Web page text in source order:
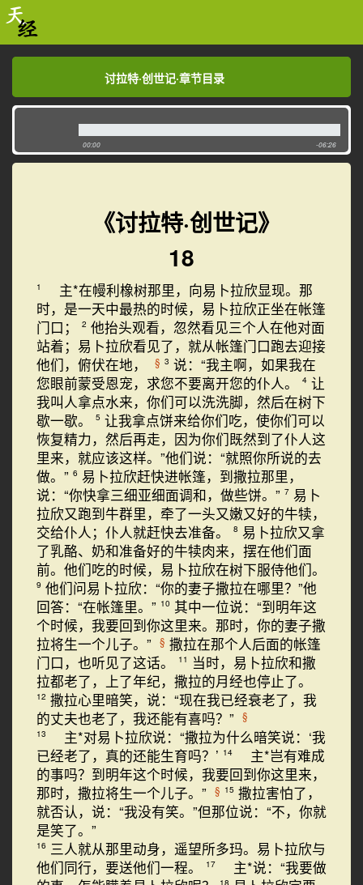
讨拉特·创世记·章节目录
讨拉特·创世记·章节目录
00:00 -06:26
《讨拉特·创世记》
18
1
主*在幔利橡树那里，向易卜拉欣显现。那
时，是一天中最热的时候，易卜拉欣正坐在帐篷
门口；
2 他抬头观看，忽然看见三个人在他对面
站着；易卜拉欣看见了，就从帐篷门口跑去迎接
他们，俯伏在地，
§ 3 说：“我主啊，如果我在
您眼前蒙受恩宠，求您不要离开您的仆人。
4 让
我叫人拿点水来，你们可以洗洗脚，然后在树下
歇一歇。
5 让我拿点饼来给你们吃，使你们可以
恢复精力，然后再走，因为你们既然到了仆人这
里来，就应该这样。”他们说：“就照你所说的去
做。” 6 易卜拉欣赶快进帐篷，到撒拉那里，
说：“你快拿三细亚细面调和，做些饼。” 7 易卜
拉欣又跑到牛群里，牵了一头又嫩又好的牛犊，
交给仆人；仆人就赶快去准备。
8 易卜拉欣又拿
了乳酪、奶和准备好的牛犊肉来，摆在他们面
前。他们吃的时候，易卜拉欣在树下服侍他们。
9 他们问易卜拉欣：“你的妻子撒拉在哪里？”他
回答：“在帐篷里。” 10 其中一位说：“到明年这
个时候，我要回到你这里来。那时，你的妻子撒
拉将生一个儿子。”
§ 撒拉在那个人后面的帐篷
门口，也听见了这话。
11 当时，易卜拉欣和撒
拉都老了，上了年纪，撒拉的月经也停止了。
12 撒拉心里暗笑，说：“现在我已经衰老了，我
的丈夫也老了，我还能有喜吗？”
§
13
主*对易卜拉欣说：“撒拉为什么暗笑说：‘我
已经老了，真的还能生育吗？’ 14
主*岂有难成
的事吗？到明年这个时候，我要回到你这里来，
那时，撒拉将生一个儿子。”
§ 15 撒拉害怕了，
就否认，说：“我没有笑。”但那位说：“不，你就
是笑了。”
16 三人就从那里动身，遥望所多玛。易卜拉欣与
他们同行，要送他们一程。
17
主*说：“我要做
18